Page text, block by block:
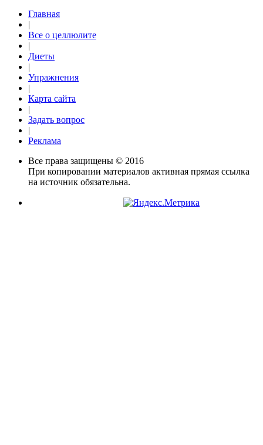
Главная
|
Все о целлюлите
|
Диеты
|
Упражнения
|
Карта сайта
|
Задать вопрос
|
Реклама
Все права защищены © 2016
При копировании материалов активная прямая ссылка
на источник обязательна.